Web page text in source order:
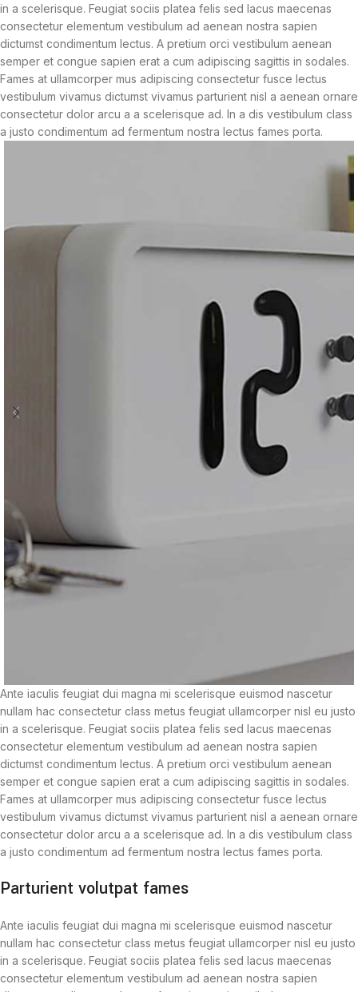
in a scelerisque. Feugiat sociis platea felis sed lacus maecenas
consectetur elementum vestibulum ad aenean nostra sapien
dictumst condimentum lectus. A pretium orci vestibulum aenean
semper et congue sapien erat a cum adipiscing sagittis in sodales.
Fames at ullamcorper mus adipiscing consectetur fusce lectus
vestibulum vivamus dictumst vivamus parturient nisl a aenean ornare
consectetur dolor arcu a a scelerisque ad. In a dis vestibulum class
a justo condimentum ad fermentum nostra lectus fames porta.
Ante iaculis feugiat dui magna mi scelerisque euismod nascetur
nullam hac consectetur class metus feugiat ullamcorper nisl eu justo
in a scelerisque. Feugiat sociis platea felis sed lacus maecenas
consectetur elementum vestibulum ad aenean nostra sapien
dictumst condimentum lectus. A pretium orci vestibulum aenean
semper et congue sapien erat a cum adipiscing sagittis in sodales.
Fames at ullamcorper mus adipiscing consectetur fusce lectus
vestibulum vivamus dictumst vivamus parturient nisl a aenean ornare
consectetur dolor arcu a a scelerisque ad. In a dis vestibulum class
a justo condimentum ad fermentum nostra lectus fames porta.
Parturient volutpat fames
Ante iaculis feugiat dui magna mi scelerisque euismod nascetur
nullam hac consectetur class metus feugiat ullamcorper nisl eu justo
in a scelerisque. Feugiat sociis platea felis sed lacus maecenas
consectetur elementum vestibulum ad aenean nostra sapien